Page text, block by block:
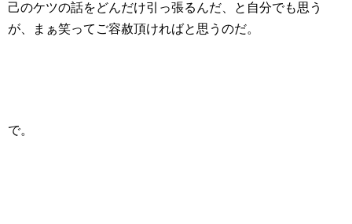
己のケツの話をどんだけ引っ張るんだ、と自分でも思う
が、まぁ笑ってご容赦頂ければと思うのだ。
で。